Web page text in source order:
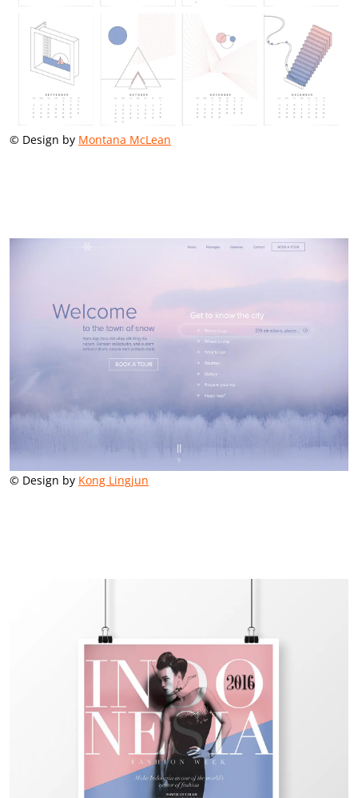
© Design by Montana McLean
© Design by Kong Lingjun